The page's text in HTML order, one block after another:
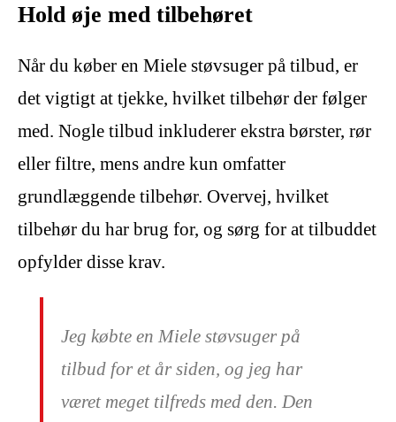
Hold øje med tilbehøret
Når du køber en Miele støvsuger på tilbud, er
det vigtigt at tjekke, hvilket tilbehør der følger
med. Nogle tilbud inkluderer ekstra børster, rør
eller filtre, mens andre kun omfatter
grundlæggende tilbehør. Overvej, hvilket
tilbehør du har brug for, og sørg for at tilbuddet
opfylder disse krav.
Jeg købte en Miele støvsuger på
tilbud for et år siden, og jeg har
været meget tilfreds med den. Den